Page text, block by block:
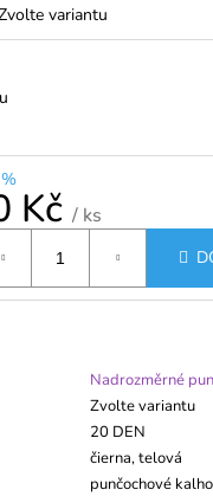
variantu
Kč / ks
Nadrozměrné
Zvolte variantu
20 DEN
čierna, telová
punčochové